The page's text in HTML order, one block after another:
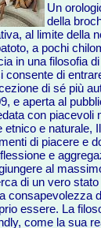
Un
della
al limite della
a pochi
in una filosofia
consente di
di sé più
e aperta al
con piacevoli
etnico e naturale,
di piacere e
e
al
di un vero
consapevolezza
essere. La
come la sua